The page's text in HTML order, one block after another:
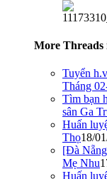
More Threads
Tuyển
Tháng
Tìm bạn
sân Ga
Huấn
Thọ18/
[Đà
Mẹ Nhu
Huấn